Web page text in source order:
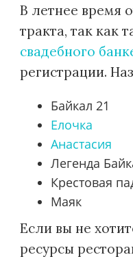
В летнее время
тракта, так как
свадебного
регистрации.
Байкал 21
Елочка
Анастасия
Легенда
Крестовая
Маяк
Если вы не
ресурсы